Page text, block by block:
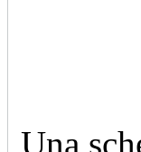
Una